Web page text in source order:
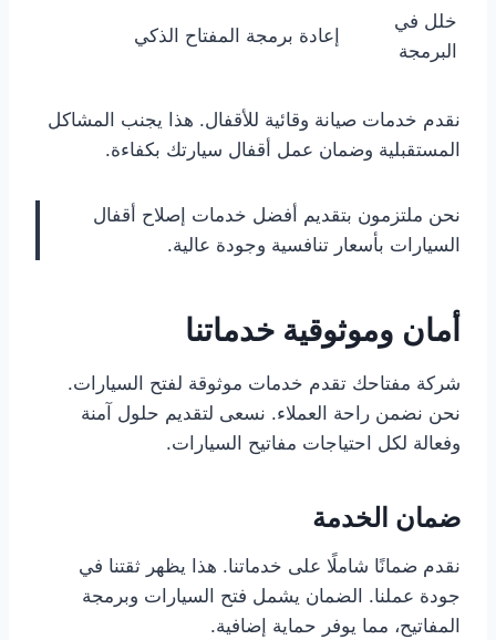
خلل في
البرمجة
إعادة برمجة المفتاح الذكي
نقدم خدمات صيانة وقائية للأقفال. هذا يجنب المشاكل
المستقبلية وضمان عمل أقفال سيارتك بكفاءة.
نحن ملتزمون بتقديم أفضل خدمات إصلاح أقفال
السيارات بأسعار تنافسية وجودة عالية.
أمان وموثوقية خدماتنا
شركة مفتاحك تقدم خدمات موثوقة لفتح السيارات.
نحن نضمن راحة العملاء. نسعى لتقديم حلول آمنة
وفعالة لكل احتياجات مفاتيح السيارات.
ضمان الخدمة
نقدم ضمانًا شاملًا على خدماتنا. هذا يظهر ثقتنا في
جودة عملنا. الضمان يشمل فتح السيارات وبرمجة
المفاتيح، مما يوفر حماية إضافية.